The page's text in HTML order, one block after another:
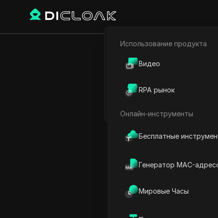
Электронная коммерция
Использование продукта
Видео
RPA рынок
Онлайн-инструменты
Бесплатные
Генератор MAC-
Мировые Часы
Play Video:как